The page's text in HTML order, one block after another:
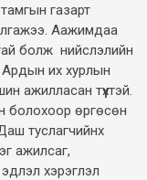
газарт
Аажимдаа
болж нийслэлийн
Ардын их хурлын
ажилласан түүхтэй.
болохоор өргөсөн
туслагчийнх
ажилсаг,
хэрэглэл